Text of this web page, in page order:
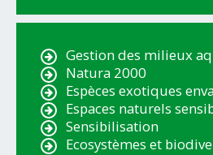
Gestion des milieux
Natura 2000
Espèces exotiques
Espaces naturels
Sensibilisation
Ecosystèmes et